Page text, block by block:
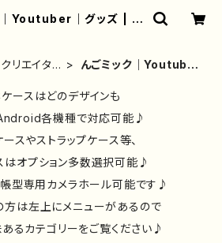
｜Youtuber｜グッズ | iP
/通販｜雑貨屋アリうさ
クリエイタ
んごミック｜Youtuber
ースはどのデザインも
各機種で対応可能♪
ースやストラップケース等、
はオプション多数選択可能♪
型専用カメラホール可能です♪
方は左上にメニューがあるので
るカテゴリーをご覧ください♪